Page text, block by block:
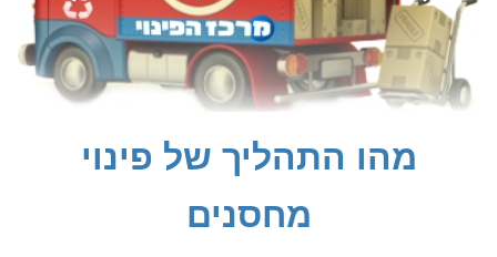
מהו התהליך של פינוי
מחסנים